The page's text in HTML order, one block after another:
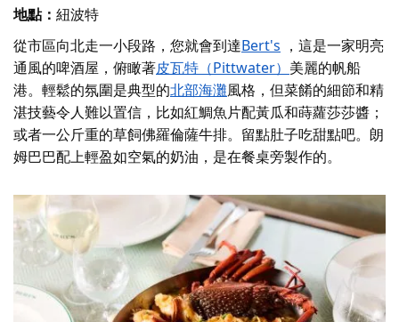
地點： 紐波特
從市區向北走一小段路，您就會到達Bert's ，這是一家明亮
通風的啤酒屋，俯瞰著皮瓦特（Pittwater） 美麗的帆船
港。輕鬆的氛圍是典型的北部海灘風格，但菜餚的細節和精
湛技藝令人難以置信，比如紅鯛魚片配黃瓜和蒔蘿莎莎醬；
或者一公斤重的草飼佛羅倫薩牛排。留點肚子吃甜點吧。朗
姆巴巴配上輕盈如空氣的奶油，是在餐桌旁製作的。